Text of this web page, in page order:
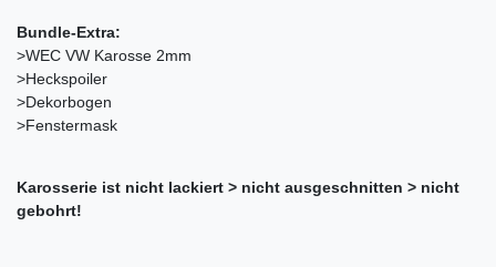
Bundle-Extra:
>WEC VW Karosse 2mm
>Heckspoiler
>Dekorbogen
>Fenstermask
Karosserie ist nicht lackiert > nicht ausgeschnitten > nicht
gebohrt!